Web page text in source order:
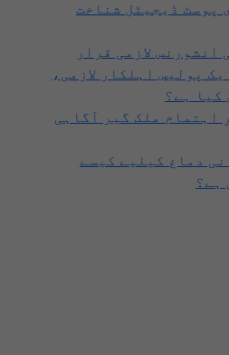
پوسٹ ڈیجیٹل شناخت
لازمی قرار
ایک پولیس اہلکار لازمی،
کیا ہے؟
اہتمام ملک گیر آگاہی
دماغ کیلیے کیسے
ہے؟